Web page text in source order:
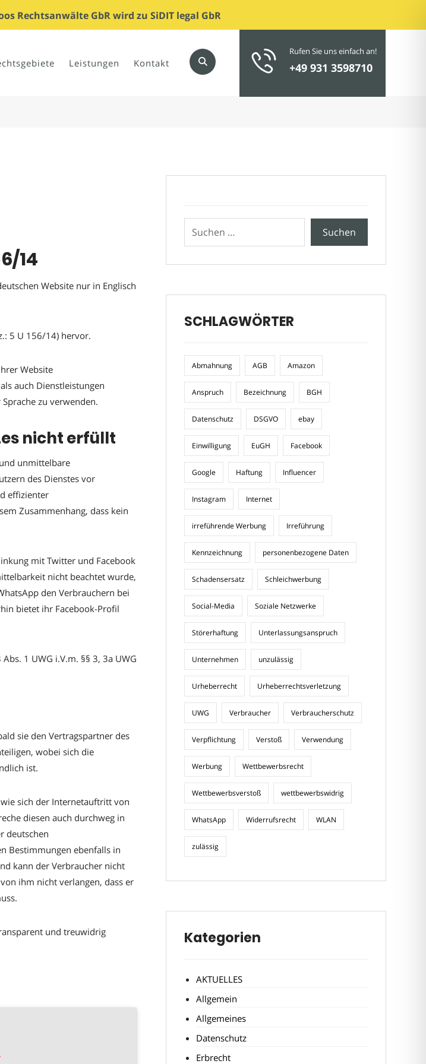
Rechtsanwälte GbR wird zu SiDIT legal GbR
Rufen Sie uns einfach an!
+49 931 3598710
Leistungen Kontakt
14
Website nur in Englisch
5 U 156/14) hervor.
Website
auch Dienstleistungen
zu verwenden.
nicht erfüllt
unmittelbare
des Dienstes vor
effizienter
Zusammenhang, dass kein
mit Twitter und Facebook
nicht beachtet wurde,
den Verbrauchern bei
bietet ihr Facebook-Profil
1 UWG i.V.m. §§ 3, 3a UWG
sie den Vertragspartner des
wobei sich die
ist.
sich der Internetauftritt von
diesen auch durchweg in
deutschen
Bestimmungen ebenfalls in
kann der Verbraucher nicht
ihm nicht verlangen, dass er
und treuwidrig
SCHLAGWÖRTER
Abmahnung AGB Amazon
Anspruch Bezeichnung BGH
Datenschutz DSGVO ebay
Einwilligung EuGH Facebook
Google Haftung Influencer
Instagram Internet
irreführende Werbung Irreführung
Kennzeichnung personenbezogene Daten
Schadensersatz Schleichwerbung
Social-Media Soziale Netzwerke
Störerhaftung Unterlassungsanspruch
Unternehmen unzulässig
Urheberrecht Urheberrechtsverletzung
UWG Verbraucher Verbraucherschutz
Verpflichtung Verstoß Verwendung
Werbung Wettbewerbsrecht
Wettbewerbsverstoß wettbewerbswidrig
WhatsApp Widerrufsrecht WLAN
zulässig
Kategorien
AKTUELLES
Allgemein
Allgemeines
Datenschutz
Erbrecht